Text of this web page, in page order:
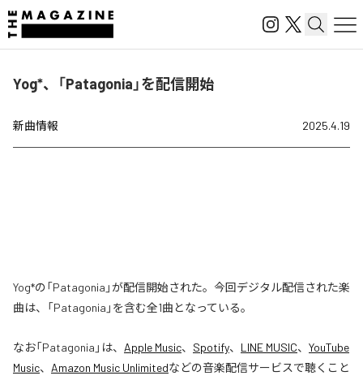
Yog*、「Patagonia」を配信開始
新曲情報 2025.4.19
Yog*の「Patagonia」が配信開始された。今回デジタル配信された楽
曲は、「Patagonia」を含む全1曲となっている。
なお「Patagonia 」は、 Apple Music、 Spotify、 LINE MUSIC、 YouTube
Music、 Amazon Music Unlimitedなどの音楽配信サービスで聴くこと